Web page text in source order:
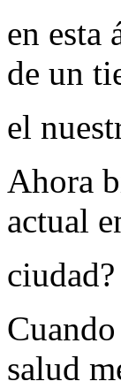
en esta
de un
el
Ahora
actual
ciudad?
salud